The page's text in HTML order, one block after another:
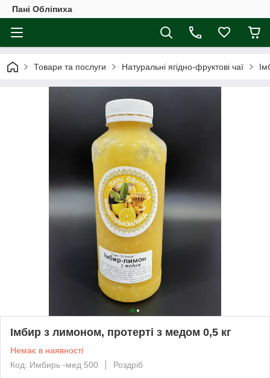
Пані Обліпиха
Товари та послуги Натуральні ягідно-фруктові чаї
Імбир з лимоном, протерті з медом 0,5 кг
Немає в наявності
Код: Имбирь -мед 500
Роздріб